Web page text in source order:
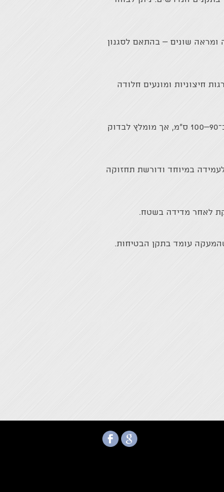
ומראה שונים – בהתאם לסגנון
חיצוניות ומונעים חלודה
גובה המעקה נקבע לפי תקן ישראלי ומטרתו להבטיח בטיחות מלאה. בדרך כלל מדובר בגובה של כ־90–100 ס"מ, אך מומלץ לבדוק
במיוחד ודורשת תחזוקה
לאחר מדידה בשטח.
עומד בתקן הבטיחות.